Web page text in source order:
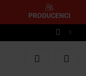
PRODUCENCI
Zaloguj się